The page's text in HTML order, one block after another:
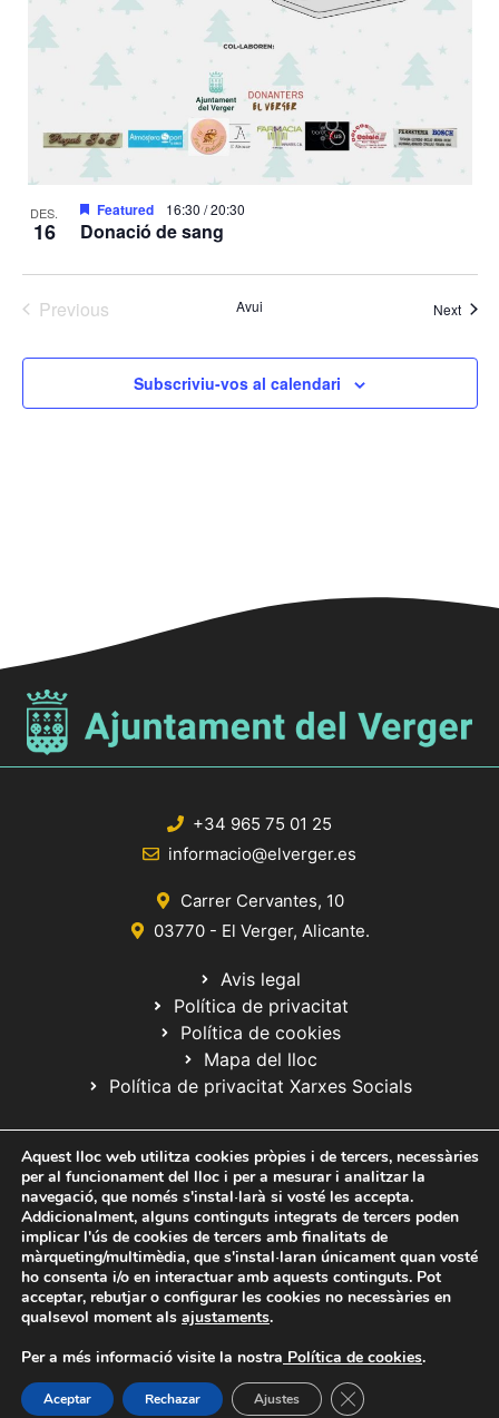
DES.
16 Donació de sang
Featured 16:30 / 20:30
Previous
Avui Next
Subscriviu-vos al calendari
+34 965 75 01 25
informacio@elverger.es
Carrer Cervantes, 10
03770 - El Verger, Alicante.
Avis legal
Política de privacitat
Política de cookies
Mapa del lloc
Política de privacitat Xarxes Socials
© 2020 Web desarrollada por el Servicio de Informática de Diputación
de Alicante
Aquest lloc web utilitza cookies pròpies i de tercers, necessàries
per al funcionament del lloc i per a mesurar i analitzar la
navegació, que només s'instal·larà si vosté les accepta.
Addicionalment, alguns continguts integrats de tercers poden
implicar l'ús de cookies de tercers amb finalitats de
màrqueting/multimèdia, que s'instal·laran únicament quan vosté
ho consenta i/o en interactuar amb aquests continguts. Pot
acceptar, rebutjar o configurar les cookies no necessàries en
qualsevol moment als ajustaments.
Per a més informació visite la nostra Política de cookies.
Aceptar Rechazar Ajustes Tanca el bàner de